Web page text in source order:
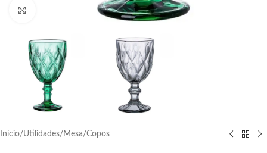
Click para aumentar
Início/Utilidades/ Mesa/Copos